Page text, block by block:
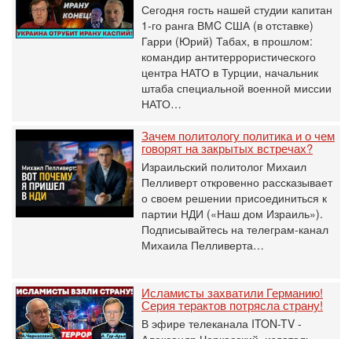
Сегодня гость нашей студии капитан
1-го ранга ВМC США (в отставке)
Гарри (Юрий) Табах, в прошлом:
командир антитеррористического
центра НАТО в Турции, начальник
штаба специальной военной миссии
НАТО…
Зачем политологу политика и о чем
говорят на закрытых встречах?
Израильский политолог Михаил
Пелливерт откровенно рассказывает
о своем решении присоединиться к
партии НДИ («Наш дом Израиль»).
Подписывайтесь на телеграм-канал
Михаила Пелливерта…
Исламисты захватили Германию!
Серия терактов потрясла страну!
В эфире телеканала ITON-TV -